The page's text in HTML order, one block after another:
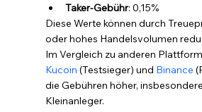
Taker-Gebühr: 0,15%
Diese Werte können durch
oder hohes Handelsvolumen
Im Vergleich zu anderen
Kucoin (Testsieger) und Binance
die Gebühren höher,
Kleinanleger.